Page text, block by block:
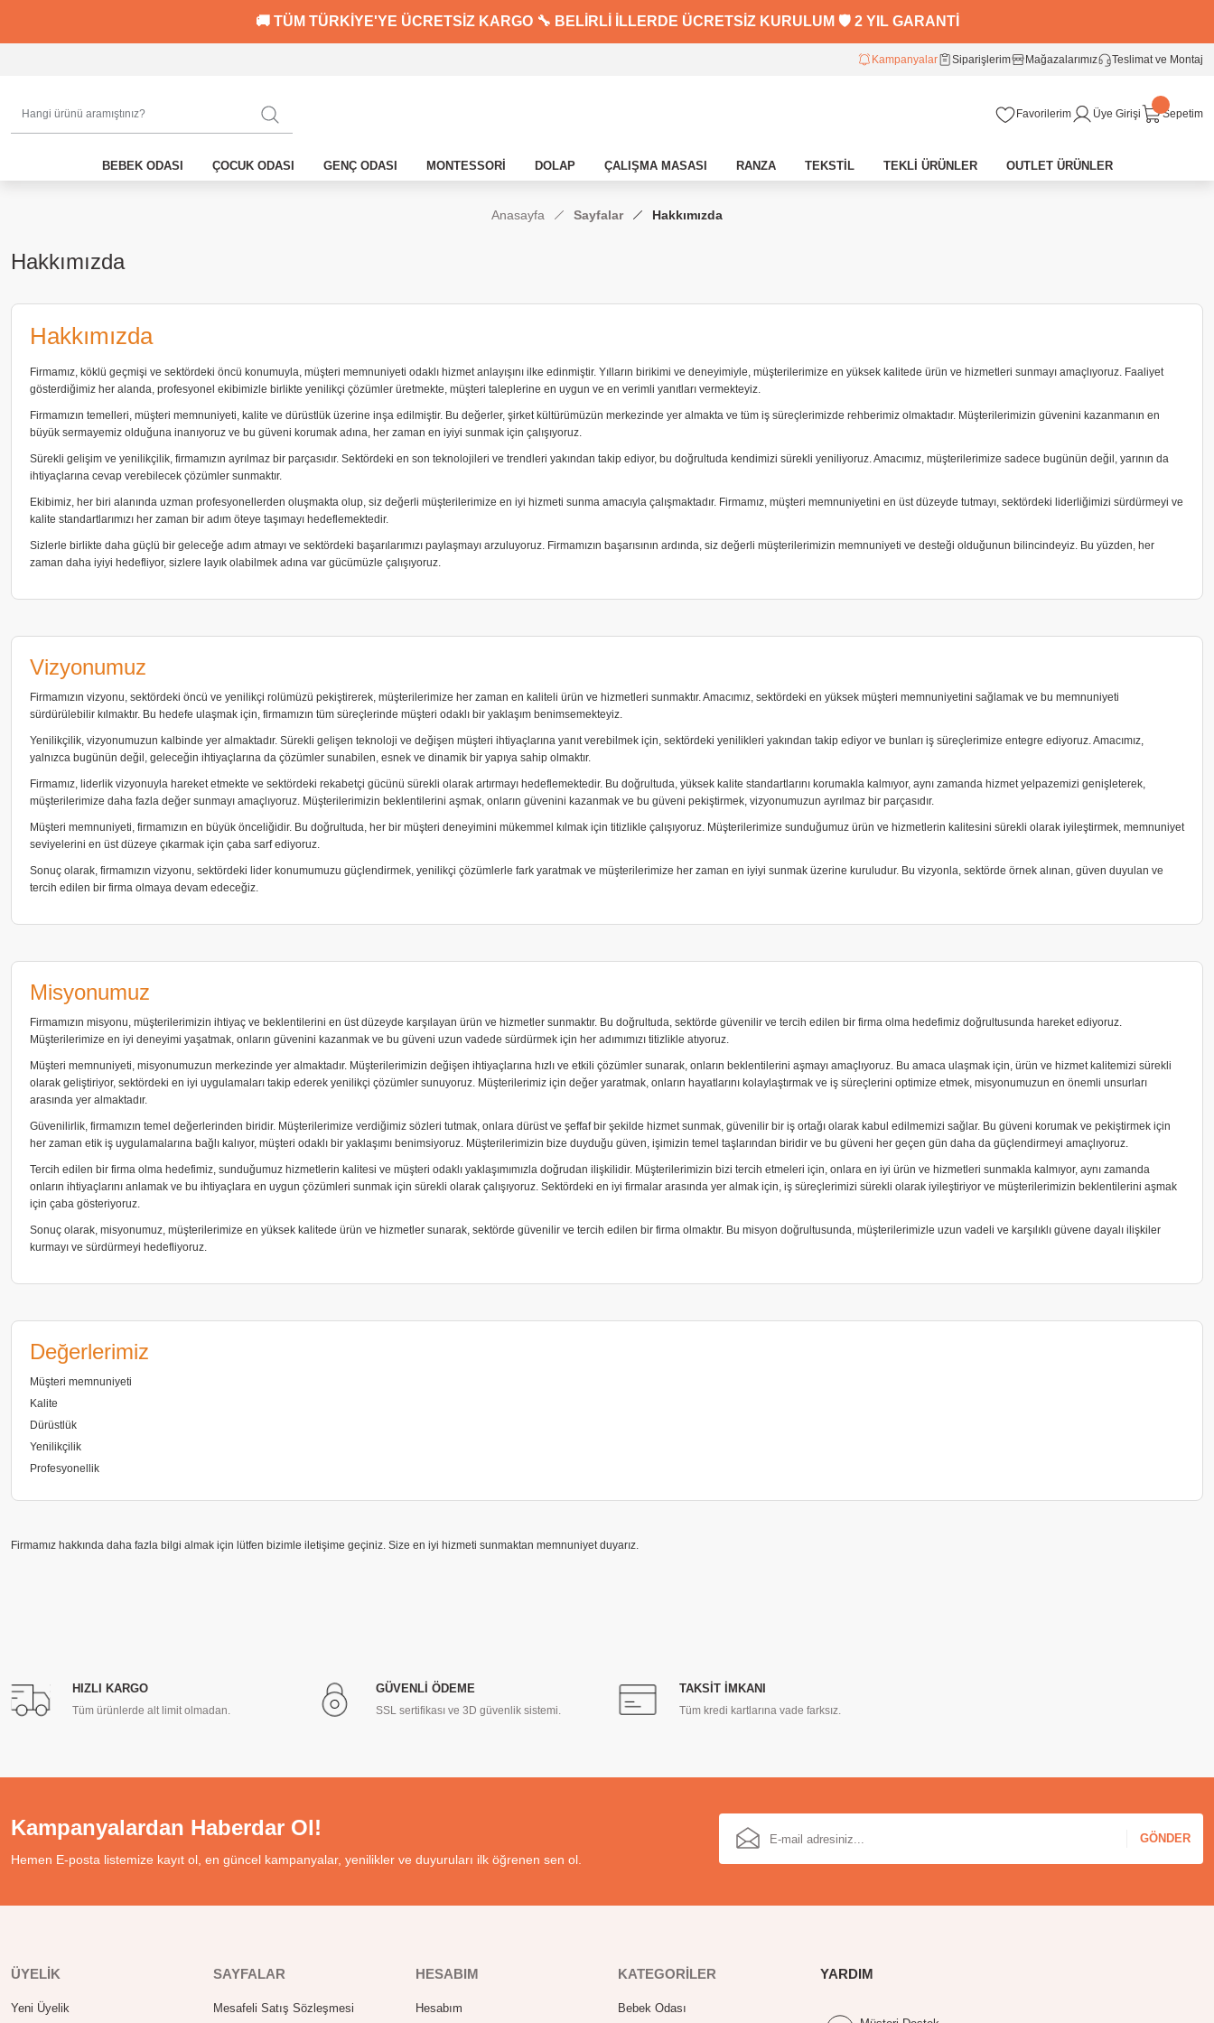
🚚 TÜM TÜRKİYE'YE ÜCRETSİZ KARGO 🔧 BELİRLİ İLLERDE ÜCRETSİZ KURULUM 🛡️ 2 YIL GARANTİ
Kampanyalar Siparişlerim Mağazalarımız Teslimat ve Montaj
Favorilerim Üye Girişi Sepetim
BEBEK ODASI ÇOCUK ODASI GENÇ ODASI MONTESSORİ DOLAP ÇALIŞMA MASASI RANZA TEKSTİL TEKLİ ÜRÜNLER OUTLET ÜRÜNLER
Anasayfa Sayfalar Hakkımızda
Hakkımızda
Hakkımızda
Firmamız, köklü geçmişi ve sektördeki öncü konumuyla, müşteri memnuniyeti odaklı hizmet anlayışını ilke edinmiştir. Yılların birikimi ve deneyimiyle, müşterilerimize en yüksek kalitede ürün ve hizmetleri sunmayı amaçlıyoruz. Faaliyet
gösterdiğimiz her alanda, profesyonel ekibimizle birlikte yenilikçi çözümler üretmekte, müşteri taleplerine en uygun ve en verimli yanıtları vermekteyiz.
Firmamızın temelleri, müşteri memnuniyeti, kalite ve dürüstlük üzerine inşa edilmiştir. Bu değerler, şirket kültürümüzün merkezinde yer almakta ve tüm iş süreçlerimizde rehberimiz olmaktadır. Müşterilerimizin güvenini kazanmanın en
büyük sermayemiz olduğuna inanıyoruz ve bu güveni korumak adına, her zaman en iyiyi sunmak için çalışıyoruz.
Sürekli gelişim ve yenilikçilik, firmamızın ayrılmaz bir parçasıdır. Sektördeki en son teknolojileri ve trendleri yakından takip ediyor, bu doğrultuda kendimizi sürekli yeniliyoruz. Amacımız, müşterilerimize sadece bugünün değil, yarının da
ihtiyaçlarına cevap verebilecek çözümler sunmaktır.
Ekibimiz, her biri alanında uzman profesyonellerden oluşmakta olup, siz değerli müşterilerimize en iyi hizmeti sunma amacıyla çalışmaktadır. Firmamız, müşteri memnuniyetini en üst düzeyde tutmayı, sektördeki liderliğimizi sürdürmeyi ve
kalite standartlarımızı her zaman bir adım öteye taşımayı hedeflemektedir.
Sizlerle birlikte daha güçlü bir geleceğe adım atmayı ve sektördeki başarılarımızı paylaşmayı arzuluyoruz. Firmamızın başarısının ardında, siz değerli müşterilerimizin memnuniyeti ve desteği olduğunun bilincindeyiz. Bu yüzden, her
zaman daha iyiyi hedefliyor, sizlere layık olabilmek adına var gücümüzle çalışıyoruz.
Vizyonumuz
Firmamızın vizyonu, sektördeki öncü ve yenilikçi rolümüzü pekiştirerek, müşterilerimize her zaman en kaliteli ürün ve hizmetleri sunmaktır. Amacımız, sektördeki en yüksek müşteri memnuniyetini sağlamak ve bu memnuniyeti
sürdürülebilir kılmaktır. Bu hedefe ulaşmak için, firmamızın tüm süreçlerinde müşteri odaklı bir yaklaşım benimsemekteyiz.
Yenilikçilik, vizyonumuzun kalbinde yer almaktadır. Sürekli gelişen teknoloji ve değişen müşteri ihtiyaçlarına yanıt verebilmek için, sektördeki yenilikleri yakından takip ediyor ve bunları iş süreçlerimize entegre ediyoruz. Amacımız,
yalnızca bugünün değil, geleceğin ihtiyaçlarına da çözümler sunabilen, esnek ve dinamik bir yapıya sahip olmaktır.
Firmamız, liderlik vizyonuyla hareket etmekte ve sektördeki rekabetçi gücünü sürekli olarak artırmayı hedeflemektedir. Bu doğrultuda, yüksek kalite standartlarını korumakla kalmıyor, aynı zamanda hizmet yelpazemizi genişleterek,
müşterilerimize daha fazla değer sunmayı amaçlıyoruz. Müşterilerimizin beklentilerini aşmak, onların güvenini kazanmak ve bu güveni pekiştirmek, vizyonumuzun ayrılmaz bir parçasıdır.
Müşteri memnuniyeti, firmamızın en büyük önceliğidir. Bu doğrultuda, her bir müşteri deneyimini mükemmel kılmak için titizlikle çalışıyoruz. Müşterilerimize sunduğumuz ürün ve hizmetlerin kalitesini sürekli olarak iyileştirmek, memnuniyet
seviyelerini en üst düzeye çıkarmak için çaba sarf ediyoruz.
Sonuç olarak, firmamızın vizyonu, sektördeki lider konumumuzu güçlendirmek, yenilikçi çözümlerle fark yaratmak ve müşterilerimize her zaman en iyiyi sunmak üzerine kuruludur. Bu vizyonla, sektörde örnek alınan, güven duyulan ve
tercih edilen bir firma olmaya devam edeceğiz.
Misyonumuz
Firmamızın misyonu, müşterilerimizin ihtiyaç ve beklentilerini en üst düzeyde karşılayan ürün ve hizmetler sunmaktır. Bu doğrultuda, sektörde güvenilir ve tercih edilen bir firma olma hedefimiz doğrultusunda hareket ediyoruz.
Müşterilerimize en iyi deneyimi yaşatmak, onların güvenini kazanmak ve bu güveni uzun vadede sürdürmek için her adımımızı titizlikle atıyoruz.
Müşteri memnuniyeti, misyonumuzun merkezinde yer almaktadır. Müşterilerimizin değişen ihtiyaçlarına hızlı ve etkili çözümler sunarak, onların beklentilerini aşmayı amaçlıyoruz. Bu amaca ulaşmak için, ürün ve hizmet kalitemizi sürekli
olarak geliştiriyor, sektördeki en iyi uygulamaları takip ederek yenilikçi çözümler sunuyoruz. Müşterilerimiz için değer yaratmak, onların hayatlarını kolaylaştırmak ve iş süreçlerini optimize etmek, misyonumuzun en önemli unsurları
arasında yer almaktadır.
Güvenilirlik, firmamızın temel değerlerinden biridir. Müşterilerimize verdiğimiz sözleri tutmak, onlara dürüst ve şeffaf bir şekilde hizmet sunmak, güvenilir bir iş ortağı olarak kabul edilmemizi sağlar. Bu güveni korumak ve pekiştirmek için
her zaman etik iş uygulamalarına bağlı kalıyor, müşteri odaklı bir yaklaşımı benimsiyoruz. Müşterilerimizin bize duyduğu güven, işimizin temel taşlarından biridir ve bu güveni her geçen gün daha da güçlendirmeyi amaçlıyoruz.
Tercih edilen bir firma olma hedefimiz, sunduğumuz hizmetlerin kalitesi ve müşteri odaklı yaklaşımımızla doğrudan ilişkilidir. Müşterilerimizin bizi tercih etmeleri için, onlara en iyi ürün ve hizmetleri sunmakla kalmıyor, aynı zamanda
onların ihtiyaçlarını anlamak ve bu ihtiyaçlara en uygun çözümleri sunmak için sürekli olarak çalışıyoruz. Sektördeki en iyi firmalar arasında yer almak için, iş süreçlerimizi sürekli olarak iyileştiriyor ve müşterilerimizin beklentilerini aşmak
için çaba gösteriyoruz.
Sonuç olarak, misyonumuz, müşterilerimize en yüksek kalitede ürün ve hizmetler sunarak, sektörde güvenilir ve tercih edilen bir firma olmaktır. Bu misyon doğrultusunda, müşterilerimizle uzun vadeli ve karşılıklı güvene dayalı ilişkiler
kurmayı ve sürdürmeyi hedefliyoruz.
Değerlerimiz
Müşteri memnuniyeti
Kalite
Dürüstlük
Yenilikçilik
Profesyonellik
Firmamız hakkında daha fazla bilgi almak için lütfen bizimle iletişime geçiniz. Size en iyi hizmeti sunmaktan memnuniyet duyarız.
HIZLI KARGO
Tüm ürünlerde alt limit olmadan.
GÜVENLİ ÖDEME
SSL sertifikası ve 3D güvenlik sistemi.
TAKSİT İMKANI
Tüm kredi kartlarına vade farksız.
Kampanyalardan Haberdar Ol!
Hemen E-posta listemize kayıt ol, en güncel kampanyalar, yenilikler ve duyuruları ilk öğrenen sen ol.
GÖNDER
ÜYELİK
Yeni Üyelik
SAYFALAR
Mesafeli Satış Sözleşmesi
HESABIM
Hesabım
KATEGORİLER
Bebek Odası
YARDIM